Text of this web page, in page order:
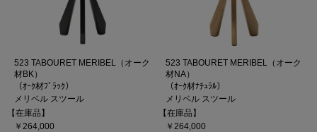
523 TABOURET MERIBEL（オーク
材BK）
（ｵｰｸ材ﾌﾞﾗｯｸ）
メリベル スツール
【在庫品】
￥264,000
523 TABOURET MERIBEL（オーク
材NA）
（ｵｰｸ材ﾅﾁｭﾗﾙ）
メリベル スツール
【在庫品】
￥264,000